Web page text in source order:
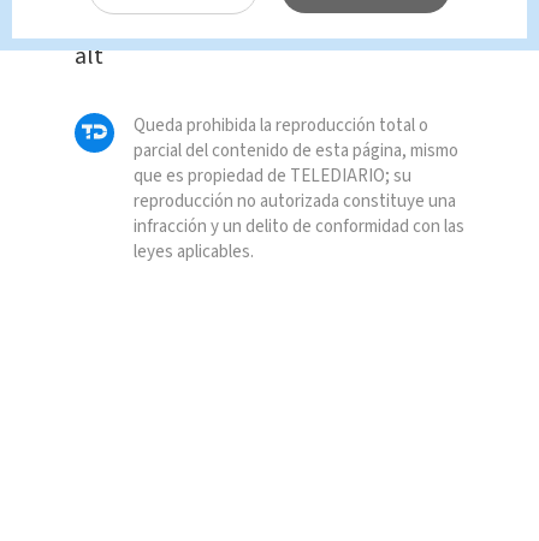
alt
Queda prohibida la reproducción total o
parcial del contenido de esta página, mismo
que es propiedad de TELEDIARIO; su
reproducción no autorizada constituye una
infracción y un delito de conformidad con las
leyes aplicables.